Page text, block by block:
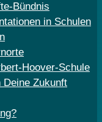
Bündnis
in Schulen
Hoover-Schule
Deine Zukunft